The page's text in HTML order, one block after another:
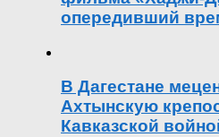
опередивший
В Дагестане
Ахтынскую
Кавказской